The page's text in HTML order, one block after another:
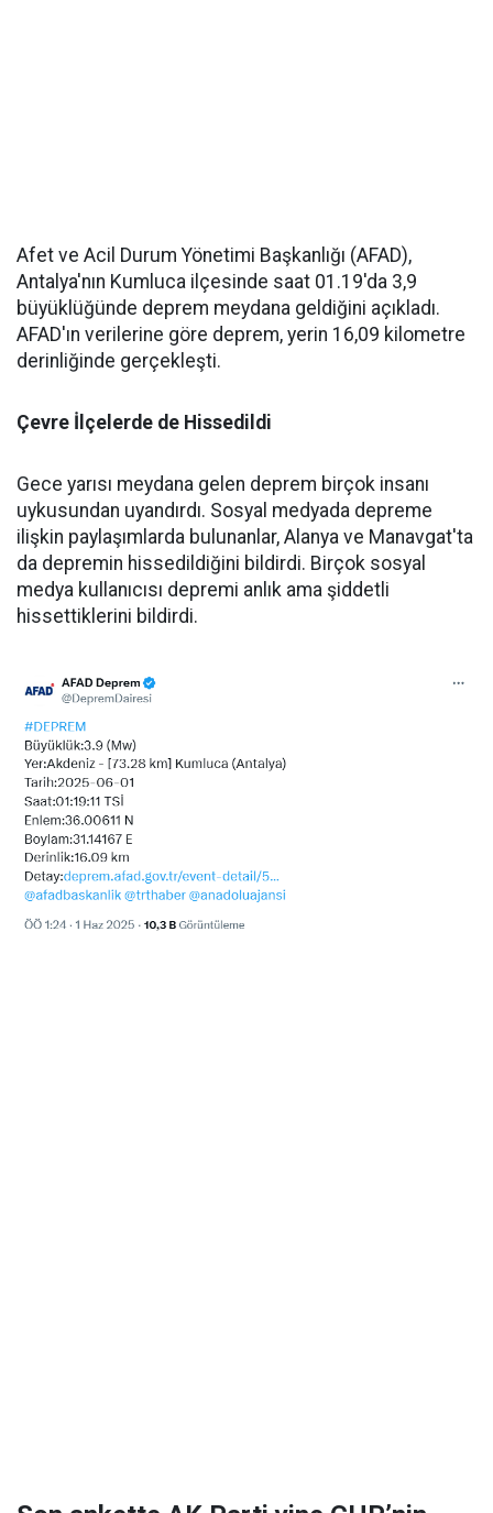
Afet ve Acil Durum Yönetimi Başkanlığı (AFAD),
Antalya'nın Kumluca ilçesinde saat 01.19'da 3,9
büyüklüğünde deprem meydana geldiğini açıkladı.
AFAD'ın verilerine göre deprem, yerin 16,09 kilometre
derinliğinde gerçekleşti.
Çevre İlçelerde de Hissedildi
Gece yarısı meydana gelen deprem birçok insanı
uykusundan uyandırdı. Sosyal medyada depreme
ilişkin paylaşımlarda bulunanlar, Alanya ve Manavgat'ta
da depremin hissedildiğini bildirdi. Birçok sosyal
medya kullanıcısı depremi anlık ama şiddetli
hissettiklerini bildirdi.